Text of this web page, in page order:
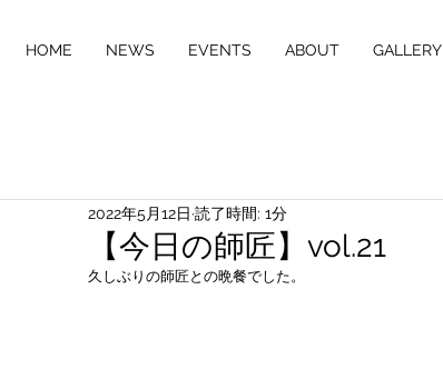
HOME NEWS EVENTS ABOUT GALLERY
【今日の師匠】vol.21
2022年5月12日 読了時間: 1分
久しぶりの師匠との晩餐でした。